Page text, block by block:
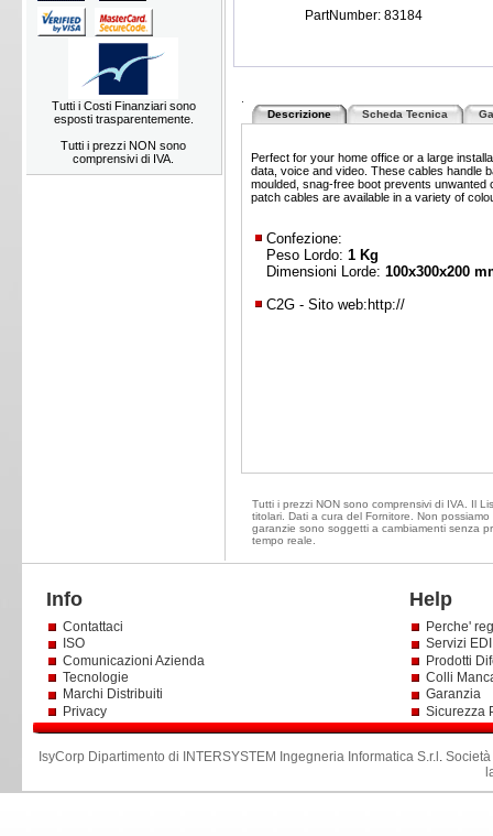
Tutti i Costi Finanziari sono
esposti trasparentemente.
Tutti i prezzi NON sono
comprensivi di IVA.
PartNumber: 83184
Descrizione Scheda Tecnica
Perfect for your home office or a large
data, voice and video. These cables handle
moulded, snag-free boot prevents
patch cables are available in a variety of
Confezione:
Peso Lordo: 1 Kg
Dimensioni Lorde:100x300x200
C2G - Sito web: http://
Tutti i prezzi NON sono comprensivi di IVA. Il
titolari. Dati a cura del Fornitore. Non
garanzie sono soggetti a cambiamenti senza
tempo reale.
Info Help
Contattaci
ISO
Comunicazioni Azienda
Tecnologie
Marchi Distribuiti
Privacy
Perche'
Servizi
Prodotti
Colli
Garanzia
Sicurezza
IsyCorp Dipartimento di INTERSYSTEM Ingegneria Informatica S.r.l .